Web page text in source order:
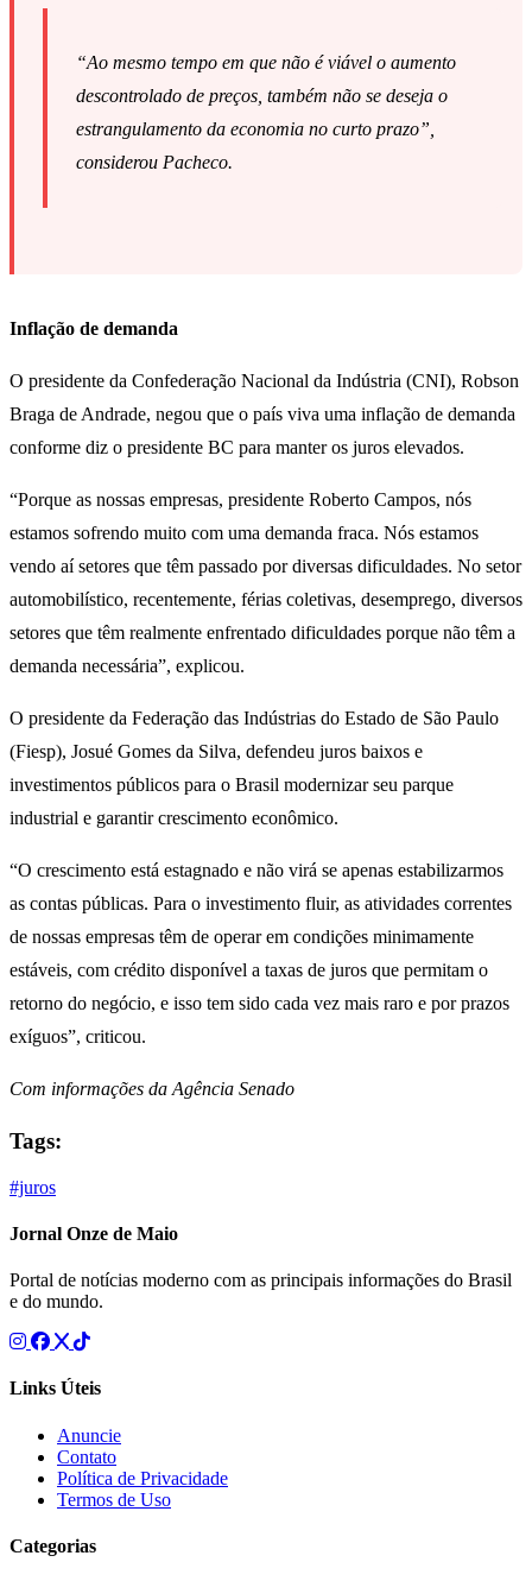
“Ao mesmo tempo em que não é viável o aumento
descontrolado de preços, também não se deseja o
estrangulamento da economia no curto prazo”,
considerou Pacheco.
Inflação de demanda
O presidente da Confederação Nacional da Indústria (CNI), Robson
Braga de Andrade, negou que o país viva uma inflação de demanda
conforme diz o presidente BC para manter os juros elevados.
“Porque as nossas empresas, presidente Roberto Campos, nós
estamos sofrendo muito com uma demanda fraca. Nós estamos
vendo aí setores que têm passado por diversas dificuldades. No setor
automobilístico, recentemente, férias coletivas, desemprego, diversos
setores que têm realmente enfrentado dificuldades porque não têm a
demanda necessária”, explicou.
O presidente da Federação das Indústrias do Estado de São Paulo
(Fiesp), Josué Gomes da Silva, defendeu juros baixos e
investimentos públicos para o Brasil modernizar seu parque
industrial e garantir crescimento econômico.
“O crescimento está estagnado e não virá se apenas estabilizarmos
as contas públicas. Para o investimento fluir, as atividades correntes
de nossas empresas têm de operar em condições minimamente
estáveis, com crédito disponível a taxas de juros que permitam o
retorno do negócio, e isso tem sido cada vez mais raro e por prazos
exíguos”, criticou.
Com informações da Agência Senado
Tags:
#juros
Jornal Onze de Maio
Portal de notícias moderno com as principais informações do Brasil
e do mundo.
Links Úteis
Anuncie
Contato
Política de Privacidade
Termos de Uso
Categorias